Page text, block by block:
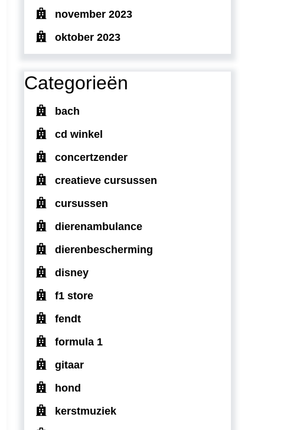
november 2023
oktober 2023
Categorieën
bach
cd winkel
concertzender
creatieve cursussen
cursussen
dierenambulance
dierenbescherming
disney
f1 store
fendt
formula 1
gitaar
hond
kerstmuziek